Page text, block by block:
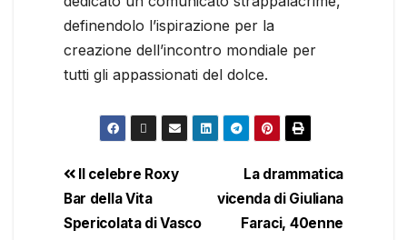
definendolo l’ispirazione per la
creazione dell’incontro mondiale per
tutti gli appassionati del dolce.
La drammatica
vicenda di Giuliana
Faraci, 40enne
Il celebre Roxy
Bar della Vita
Spericolata di Vasco